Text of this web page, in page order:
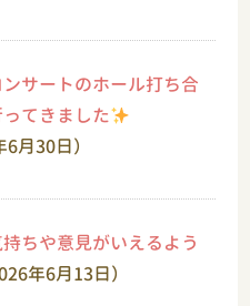
サートのホール打ち合
てきました
6月30日）
ちや意見がいえるよう
年6月13日）